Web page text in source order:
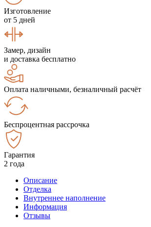
Изготовление
от 5 дней
Замер, дизайн
и доставка бесплатно
Оплата наличными, безналичный расчёт
Беспроцентная рассрочка
Гарантия
2 года
Описание
Отделка
Внутреннее наполнение
Информация
Отзывы